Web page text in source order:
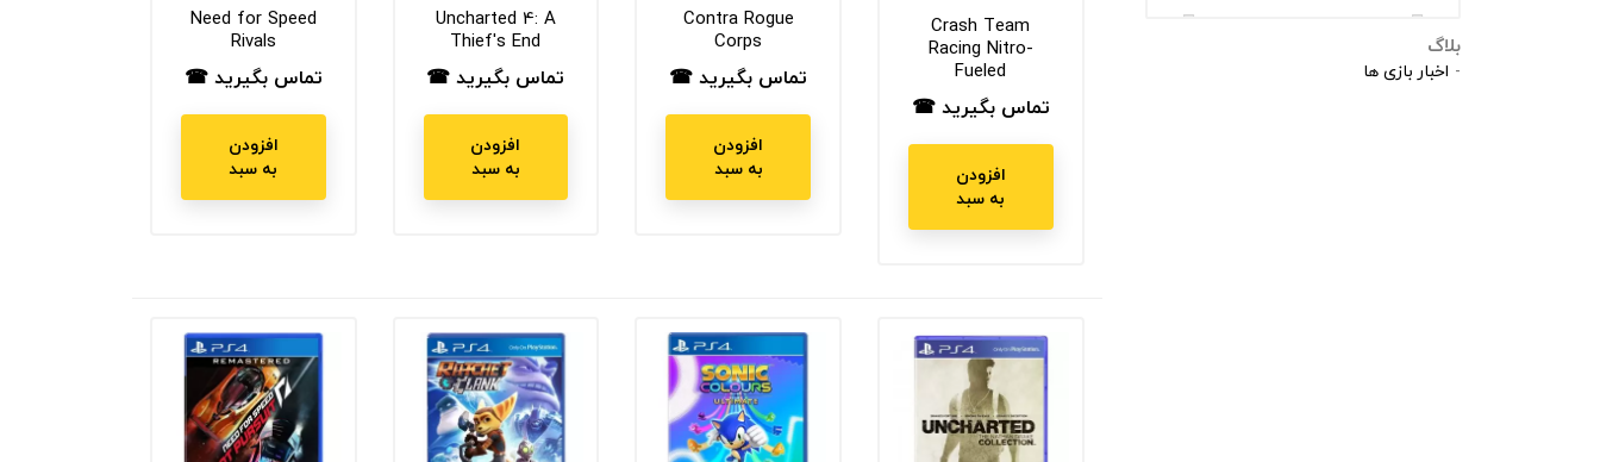
بلاگ
اخبار بازی ها
Crash Team
Racing Nitro-
Fueled
قیمت
تماس بگیرید ☎
افزودن
به سبد
Contra Rogue
Corps
قیمت
تماس بگیرید ☎
افزودن
به سبد
Uncharted 4: A
Thief's End
قیمت
تماس بگیرید ☎
افزودن
به سبد
Need for Speed
Rivals
قیمت
تماس بگیرید ☎
افزودن
به سبد